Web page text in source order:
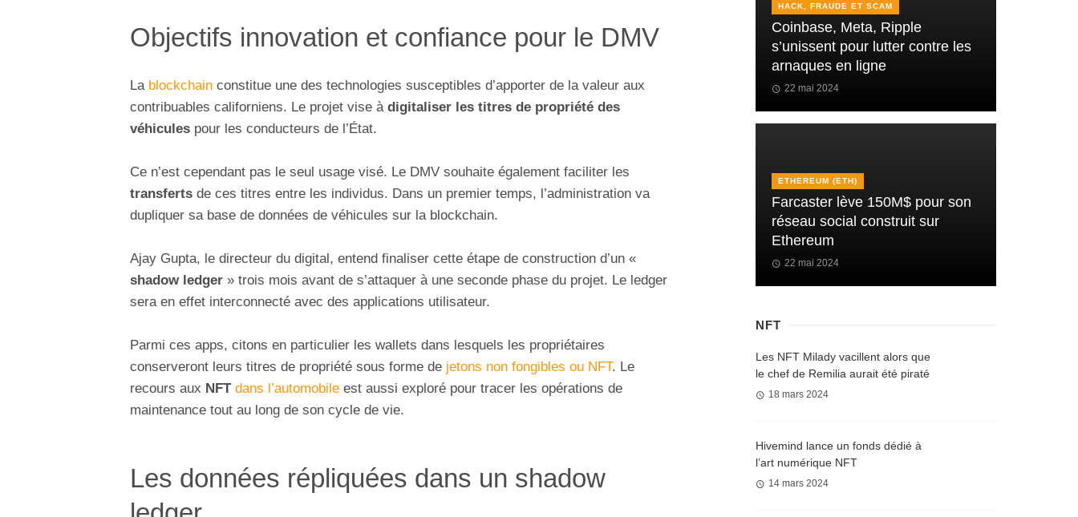
Objectifs innovation et confiance pour le DMV
La blockchain constitue une des technologies susceptibles d’apporter de la valeur aux
contribuables californiens. Le projet vise à digitaliser les titres de propriété des
véhicules pour les conducteurs de l’État.
Ce n’est cependant pas le seul usage visé. Le DMV souhaite également faciliter les
transferts de ces titres entre les individus. Dans un premier temps, l’administration va
dupliquer sa base de données de véhicules sur la blockchain.
Ajay Gupta, le directeur du digital, entend finaliser cette étape de construction d’un «
shadow ledger » trois mois avant de s’attaquer à une seconde phase du projet. Le ledger
sera en effet interconnecté avec des applications utilisateur.
Parmi ces apps, citons en particulier les wallets dans lesquels les propriétaires
conserveront leurs titres de propriété sous forme de jetons non fongibles ou NFT. Le
recours aux NFT dans l’automobile est aussi exploré pour tracer les opérations de
maintenance tout au long de son cycle de vie.
Les données répliquées dans un shadow
HACK, FRAUDE ET SCAM
Coinbase, Meta, Ripple
s’unissent pour lutter contre les
arnaques en ligne
22 mai 2024
ETHEREUM (ETH)
Farcaster lève 150M$ pour son
réseau social construit sur
Ethereum
22 mai 2024
NFT
Les NFT Milady vacillent alors que
le chef de Remilia aurait été piraté
18 mars 2024
Hivemind lance un fonds dédié à
l’art numérique NFT
14 mars 2024